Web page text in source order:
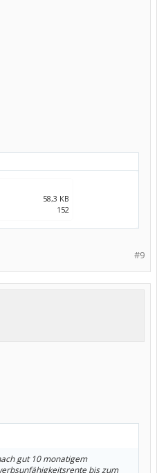
58,3 KB
152
#9
gut 10 monatigem
bis zum